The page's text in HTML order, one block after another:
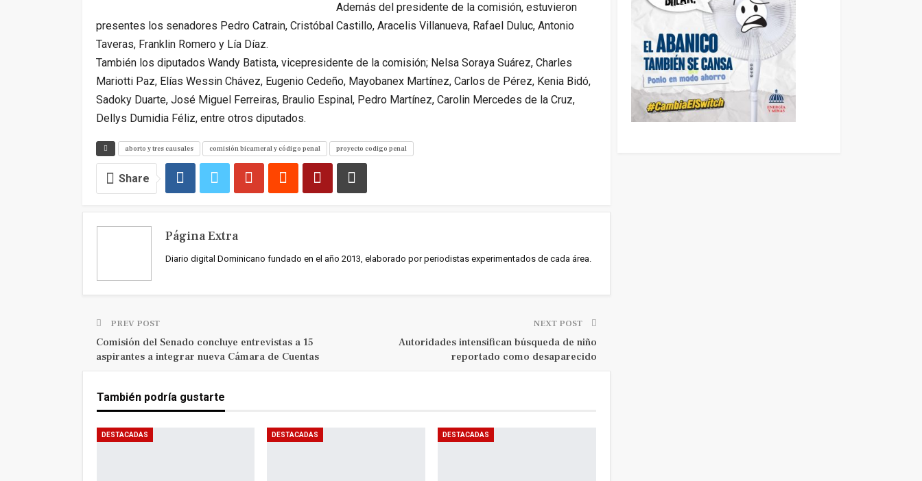
Además del presidente de la comisión, estuvieron
presentes los senadores Pedro Catrain, Cristóbal Castillo, Aracelis Villanueva, Rafael Duluc, Antonio
Taveras, Franklin Romero y Lía Díaz.
También los diputados Wandy Batista, vicepresidente de la comisión; Nelsa Soraya Suárez, Charles
Mariotti Paz, Elías Wessin Chávez, Eugenio Cedeño, Mayobanex Martínez, Carlos de Pérez, Kenia Bidó,
Sadoky Duarte, José Miguel Ferreiras, Braulio Espinal, Pedro Martínez, Carolin Mercedes de la Cruz,
Dellys Dumidia Féliz, entre otros diputados.
aborto y tres causales comisión bicameral y código penal proyecto codigo penal
Share
Página Extra
Diario digital Dominicano fundado en el año 2013, elaborado por periodistas experimentados de cada área.
PREV POST
Comisión del Senado concluye entrevistas a 15
aspirantes a integrar nueva Cámara de Cuentas
NEXT POST
Autoridades intensifican búsqueda de niño
reportado como desaparecido
También podría gustarte
DESTACADAS DESTACADAS DESTACADAS